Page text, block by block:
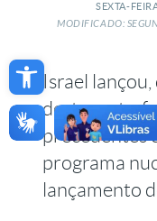
Open toolbar
SEXTA-
MODIFICADO:
Israel
desta sexta-
precedentes
programa
lançamento